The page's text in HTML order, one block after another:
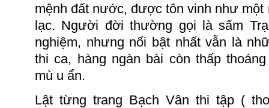
mệnh đất nước, được tôn vinh như một
lạc. Người đời thường gọi là sấm
nghiệm, nhưng nổi bật nhất vẫn là
thi ca, hàng ngàn bài còn thấp
mù u ẩn.
Lật từng trang Bạch Vân thi tập (